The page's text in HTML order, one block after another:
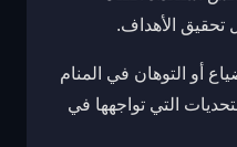
تحقيق الأهداف.
أو التوهان في المنام
التي تواجهها في